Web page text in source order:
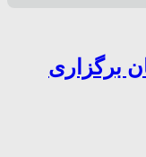
برگزاری